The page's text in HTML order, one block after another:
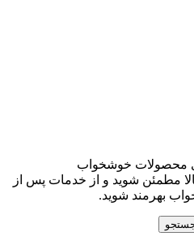
محصولات خوشخواب
مطمئن شوید و از خدمات پس از
بهرمند شوید.